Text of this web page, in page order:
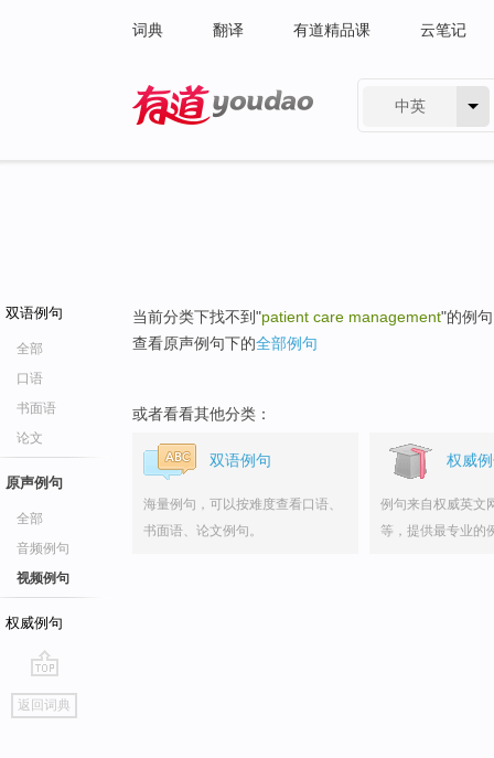
词典 翻译 有道精品课 云笔记
中英
双语例句
全部
口语
书面语
论文
原声例句
全部
音频例句
视频例句
权威例句
go
top
返回词典
当前分类下找不到"patient care management"的例
查看原声例句下的全部例句
或者看看其他分类：
双语例句
海量例句，可以按难度查看口语、
书面语、论文例句。
权威
例句来自权威英文
等，提供最专业的